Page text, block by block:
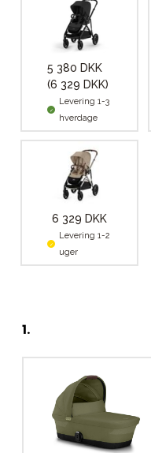
5 380 DKK
(6 329 DKK)
Levering 1-3
hverdage
6 329 DKK
Levering 1-2
uger
1.